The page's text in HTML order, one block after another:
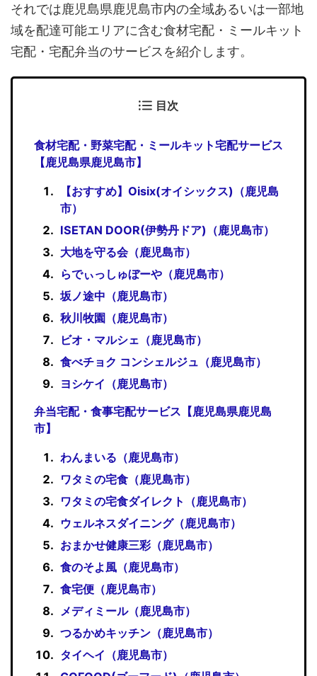
それでは鹿児島県鹿児島市内の全域あるいは一部地
域を配達可能エリアに含む食材宅配・ミールキット
宅配・宅配弁当のサービスを紹介します。
目次
食材宅配・野菜宅配・ミールキット宅配サービス
【鹿児島県鹿児島市】
【おすすめ】Oisix(オイシックス)（鹿児島
市）
ISETAN DOOR(伊勢丹ドア)（鹿児島市）
大地を守る会（鹿児島市）
らでぃっしゅぼーや（鹿児島市）
坂ノ途中（鹿児島市）
秋川牧園（鹿児島市）
ビオ・マルシェ（鹿児島市）
食べチョク コンシェルジュ（鹿児島市）
ヨシケイ（鹿児島市）
弁当宅配・食事宅配サービス【鹿児島県鹿児島
市】
わんまいる（鹿児島市）
ワタミの宅食（鹿児島市）
ワタミの宅食ダイレクト（鹿児島市）
ウェルネスダイニング（鹿児島市）
おまかせ健康三彩（鹿児島市）
食のそよ風（鹿児島市）
食宅便（鹿児島市）
メディミール（鹿児島市）
つるかめキッチン（鹿児島市）
タイヘイ（鹿児島市）